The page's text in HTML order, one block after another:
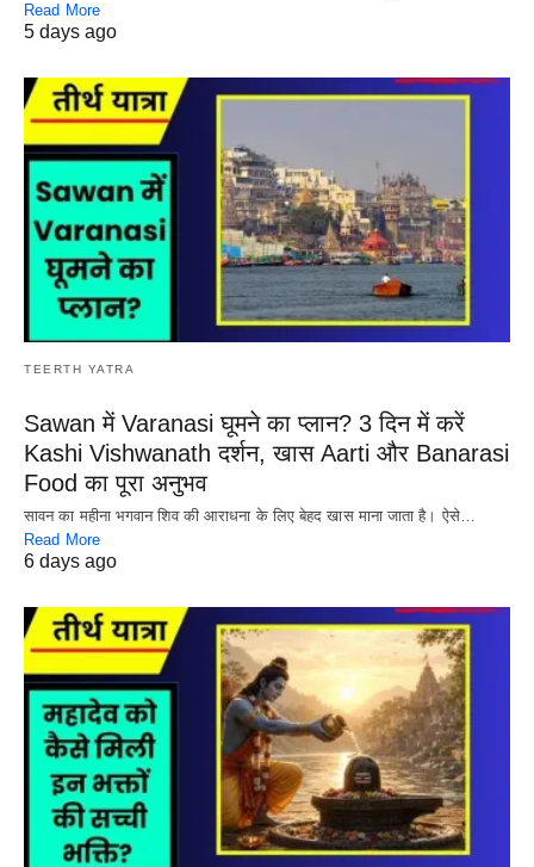
Read More
5 days ago
TEERTH YATRA
Sawan में Varanasi घूमने का प्लान? 3 दिन में करें
Kashi Vishwanath दर्शन, खास Aarti और Banarasi
Food का पूरा अनुभव
सावन का महीना भगवान शिव की आराधना के लिए बेहद खास माना जाता है। ऐसे…
Read More
6 days ago